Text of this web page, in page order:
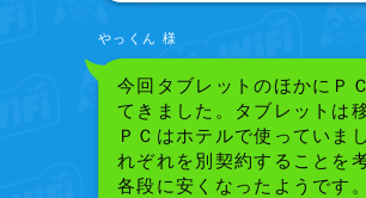
やっくん 様
今回タブレットのほかにＰ
てきました。タブレットは
ＰＣはホテルで使っていま
れぞれを別契約することを
各段に安くなったようです